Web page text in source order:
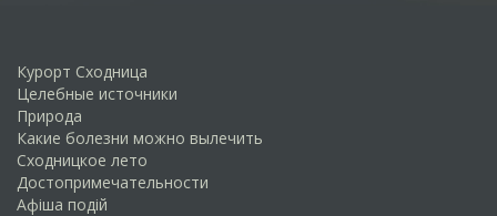
Курорт Сходница
Целебные источники
Природа
Какие болезни можно вылечить
Сходницкое лето
Достопримечательности
Афіша подій